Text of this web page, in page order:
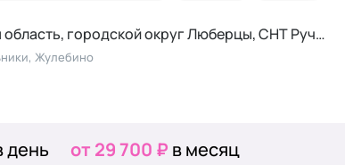
Московская область, городской округ Люберцы, СНТ Ручеёк, 653
Жулебино
день от 29 700 ₽ в месяц